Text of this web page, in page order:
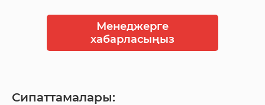
Менеджерге
хабарласыңыз
Сипаттамалары: